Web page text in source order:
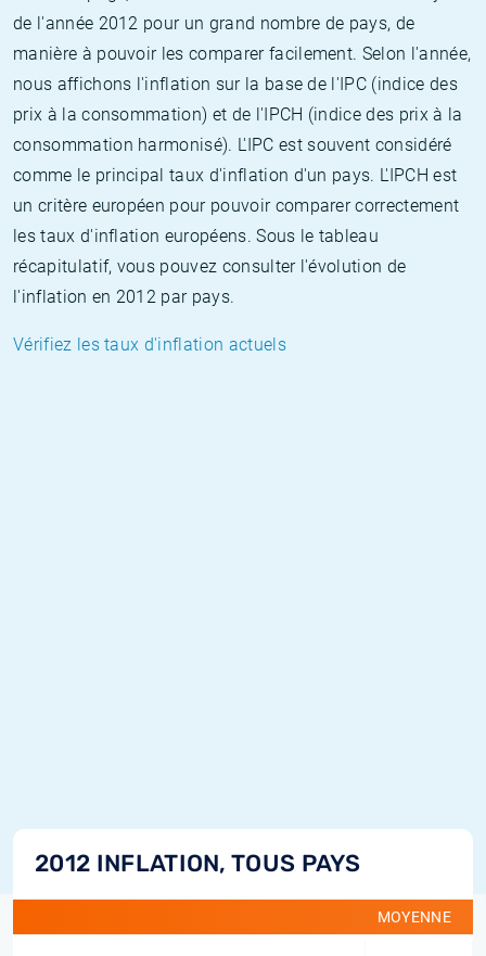
de l'année 2012 pour un grand nombre de pays, de
manière à pouvoir les comparer facilement. Selon l'année,
nous affichons l'inflation sur la base de l'IPC (indice des
prix à la consommation) et de l'IPCH (indice des prix à la
consommation harmonisé). L'IPC est souvent considéré
comme le principal taux d'inflation d'un pays. L'IPCH est
un critère européen pour pouvoir comparer correctement
les taux d'inflation européens. Sous le tableau
récapitulatif, vous pouvez consulter l'évolution de
l'inflation en 2012 par pays.
Vérifiez les taux d'inflation actuels
2012 INFLATION, TOUS PAYS
MOYENNE